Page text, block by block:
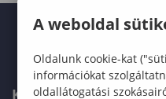
KARUNK
A weboldal
Oldalunk cookie-kat
információkat
oldallátogatási